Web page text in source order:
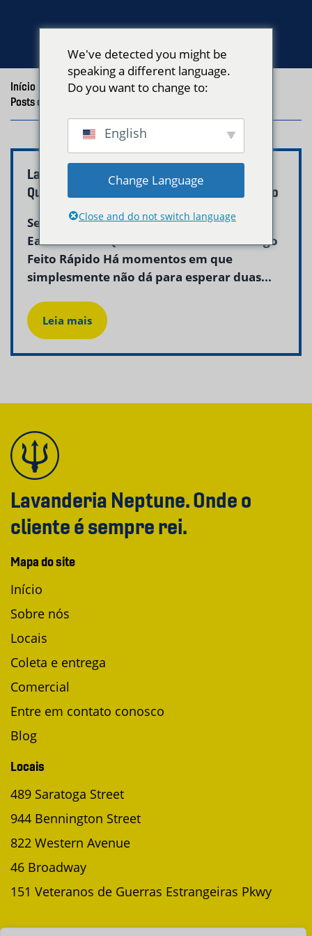
Início
/
Posts com a tag "lavanderia no mesmo dia East Boston"
Lavanderia no Mesmo Dia em East Boston –
Quando Você Precisa Que Fique Pronto Rápido
Serviço de Lavanderia no Mesmo Dia em
East Boston – Quando Você Precisa de Algo
Feito Rápido Há momentos em que
simplesmente não dá para esperar duas...
Leia mais
Lavanderia Neptune. Onde o
cliente é sempre rei.
Mapa do site
Início
Sobre nós
Locais
Coleta e entrega
Comercial
Entre em contato conosco
Blog
Locais
489 Saratoga Street
944 Bennington Street
822 Western Avenue
46 Broadway
151 Veteranos de Guerras Estrangeiras Pkwy
We've detected you might be
speaking a different language.
Do you want to change to:
English
Change Language
Close and do not switch language